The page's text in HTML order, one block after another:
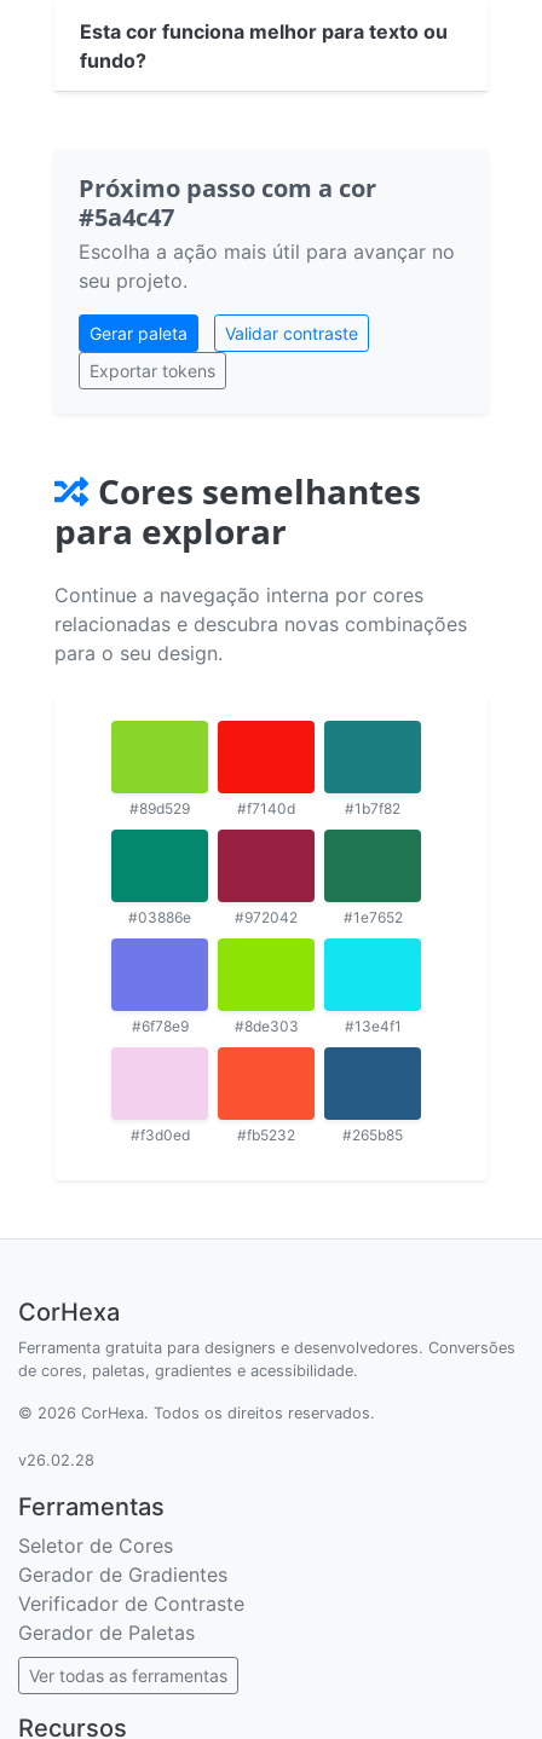
Esta cor funciona melhor para texto ou
fundo?
Próximo passo com a cor
#5a4c47
Escolha a ação mais útil para avançar no
seu projeto.
Gerar paleta
Validar contraste
Exportar tokens
Cores semelhantes
para explorar
Continue a navegação interna por cores
relacionadas e descubra novas combinações
para o seu design.
#89d529 #f7140d #1b7f82
#03886e #972042 #1e7652
#6f78e9 #8de303 #13e4f1
#f3d0ed #fb5232 #265b85
CorHexa
Ferramenta gratuita para designers e desenvolvedores. Conversões
de cores, paletas, gradientes e acessibilidade.
© 2026 CorHexa. Todos os direitos reservados.
v26.02.28
Ferramentas
Seletor de Cores
Gerador de Gradientes
Verificador de Contraste
Gerador de Paletas
Ver todas as ferramentas
Recursos